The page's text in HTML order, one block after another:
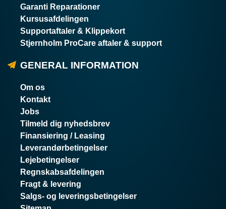
Garanti Reparationer
Kursusafdelingen
Supportaftaler & Klippekort
Stjernholm ProCare aftaler & support
GENERAL INFORMATION
Om os
Kontakt
Jobs
Tilmeld dig nyhedsbrev
Finansiering / Leasing
Leverandørbetingelser
Lejebetingelser
Regnskabsafdelingen
Fragt & levering
Salgs- og leveringsbetingelser